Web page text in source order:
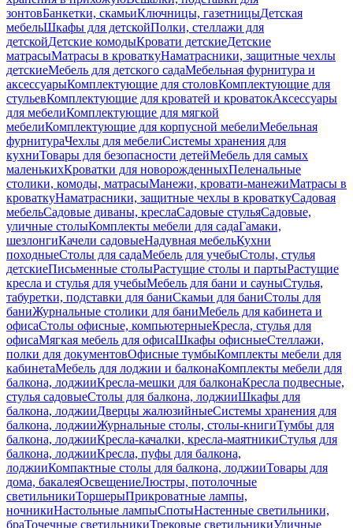
зонтовБанкетки, скамьиКлючницы, газетницыДетская
мебельШкафы для детскойПолки, стеллажи для
детскойДетские комодыКровати детскиеДетские
матрасыМатрасы в кроваткуНаматрасники, защитные чехлы
детскиеМебель для детского садаМебельная фурнитура и
аксессуарыКомплектующие для столовКомплектующие для
стульевКомплектующие для кроватей и кроватокАксессуары
для мебелиКомплектующие для мягкой
мебелиКомплектующие для корпусной мебелиМебельная
фурнитураЧехлы для мебелиСистемы хранения для
кухниТовары для безопасности детейМебель для самых
маленькихКроватки для новорожденныхПеленальные
столики, комоды, матрасыМанежи, кровати-манежиМатрасы в
кроваткуНаматрасники, защитные чехлы в кроваткуСадовая
мебельСадовые диваны, креслаСадовые стульяСадовые,
уличные столыКомплекты мебели для садаГамаки,
шезлонгиКачели садовыеНадувная мебельКухни
походныеСтолы для садаМебель для учебыСтолы, стулья
детскиеПисьменные столыРастущие столы и партыРастущие
кресла и стулья для учебыМебель для бани и сауныСтулья,
табуретки, подставки для баниСкамьи для баниСтолы для
баниЖурнальные столики для баниМебель для кабинета и
офисаСтолы офисные, компьютерныеКресла, стулья для
офисаМягкая мебель для офисаШкафы офисныеСтеллажи,
полки для документовОфисные тумбыКомплекты мебели для
кабинетаМебель для лоджии и балконаКомплекты мебели для
балкона, лоджииКресла-мешки для балконаКресла подвесные,
стулья садовыеСтолы для балкона, лоджииШкафы для
балкона, лоджииДверцы жалюзийныеСистемы хранения для
балкона, лоджииЖурнальные столы, столы-книгиТумбы для
балкона, лоджииКресла-качалки, кресла-маятникиСтулья для
балкона, лоджииКресла, пуфы для балкона,
лоджииКомпактные столы для балкона, лоджииТовары для
дома, бакалеяОсвещениеЛюстры, потолочные
светильникиТоршерыПрикроватные лампы,
ночникиНастольные лампыСпотыНастенные светильники,
браТочечные светильникиТрековые светильникиУличные